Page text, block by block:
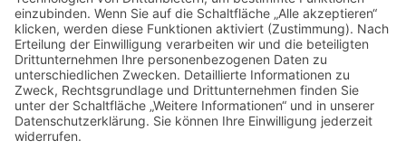
ZUVERLÄSSIGER VERSAND